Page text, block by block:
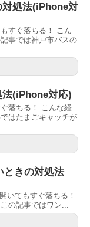
処法(iPhone対
すぐ落ちる！ こん
事では神戸市バスの
(iPhone対応)
落ちる！ こんな経
はたまごキャッチが
ときの対処法
いてもすぐ落ちる！
の記事ではワン...